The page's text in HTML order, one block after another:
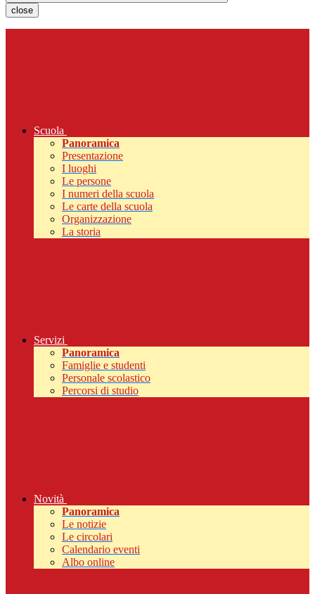
close
Scuola
Panoramica
Presentazione
I luoghi
Le persone
I numeri della scuola
Le carte della scuola
Organizzazione
La storia
Servizi
Panoramica
Famiglie e studenti
Personale scolastico
Percorsi di studio
Novità
Panoramica
Le notizie
Le circolari
Calendario eventi
Albo online